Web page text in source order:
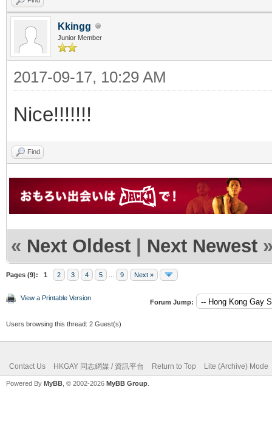
Kkingg
Junior Member
2017-09-17, 10:29 AM
Nice!!!!!!!
Find
« Next Oldest | Next Newest
Pages (9): 1 2 3 4 5 9 Next »
View a Printable Version
Forum Jump:
Users browsing this thread: 2 Guest(s)
Contact Us HKGAY 同志網媒 / 資訊平台 Return to Top Lite (Archive) Mode
Powered By MyBB , © 2002-2026 MyBB Group